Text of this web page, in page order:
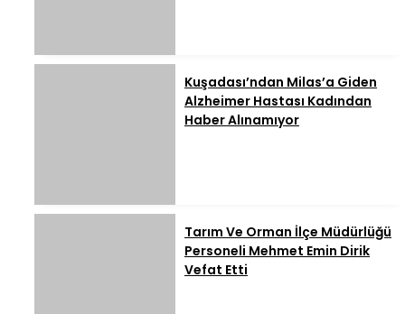
Kuşadası’ndan Milas’a Giden
Alzheimer Hastası Kadından
Haber Alınamıyor
Tarım Ve Orman İlçe Müdürlüğü
Personeli Mehmet Emin Dirik
Vefat Etti